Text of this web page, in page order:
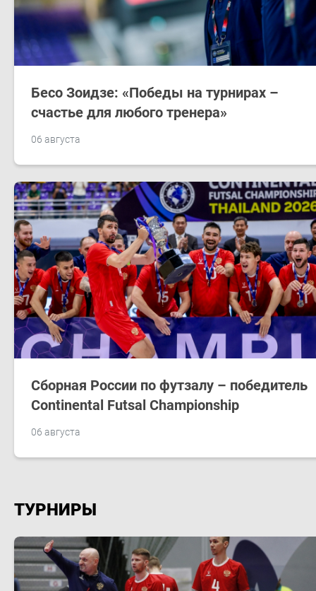
06 августа
Бесо Зоидзе: «Победы на турнирах –
счастье для любого тренера»
06 августа
Сборная России по футзалу – победитель
Continental Futsal Championship
ТУРНИРЫ